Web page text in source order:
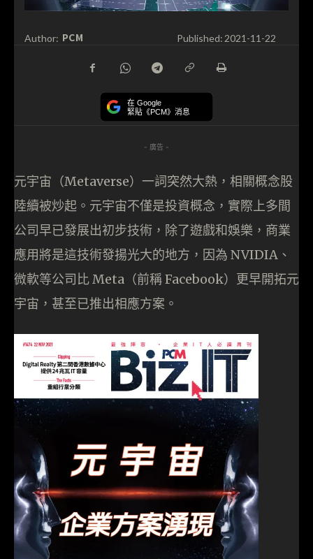
Author: PCM Published: 2021-11-22
在 Google
緊貼《PCM》消息
- 廣告 -
元宇宙（Metaverse）一詞突然大熱，相關概念股
陸續被炒起。元宇宙不僅是投資概念，實際上多間
公司早已發展出初步技術，除了遊戲和娛樂，商業
應用將是這技術發揚光大的地方，因為 NVIDIA、
微軟等公司比 Meta（前稱 Facebook）更早開拓元
宇宙，甚至已推出相應方案。